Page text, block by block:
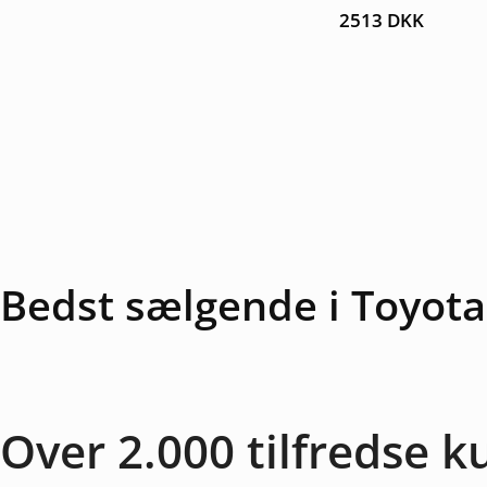
Bedst sælgende i Toyota
Over 2.000 tilfredse